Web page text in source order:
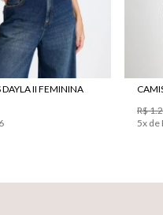
DAYLA II FEMININA
R$
5x de